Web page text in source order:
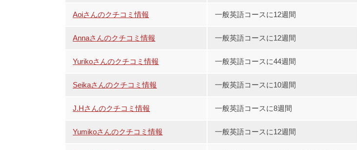
Aoiさんのクチコミ情報 一般英語コースに12週間
Annaさんのクチコミ情報 一般英語コースに12週間
Yurikoさんのクチコミ情報 一般英語コースに44週間
Seikaさんのクチコミ情報 一般英語コースに10週間
J.Hさんのクチコミ情報 一般英語コースに8週間
Yumikoさんのクチコミ情報 一般英語コースに12週間